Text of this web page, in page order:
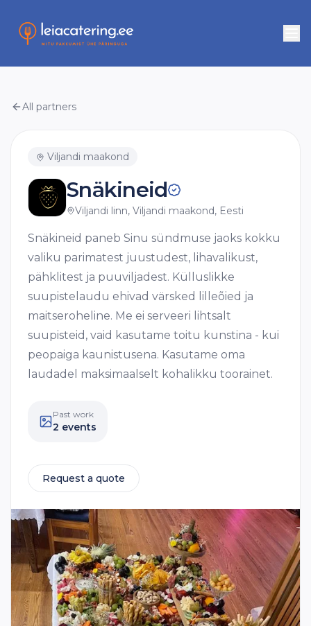
All partners
Viljandi maakond
Snäkineid
Viljandi linn, Viljandi maakond, Eesti
Snäkineid paneb Sinu sündmuse jaoks kokku
valiku parimatest juustudest, lihavalikust,
pähklitest ja puuviljadest. Külluslikke
suupistelaudu ehivad värsked lilleõied ja
maitseroheline. Me ei serveeri lihtsalt
suupisteid, vaid kasutame toitu kunstina - kui
peopaiga kaunistusena. Kasutame oma
laudadel maksimaalselt kohalikku toorainet.
Past work
2 events
Request a quote